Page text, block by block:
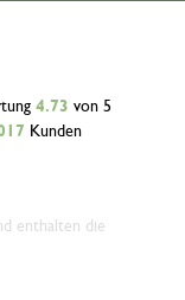
4.73 von 5
Kunden
enthalten die